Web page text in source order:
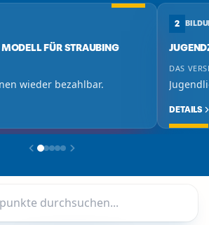
FÜR STRAUBING
wieder bezahlbar.
2
DAS
DETAILS